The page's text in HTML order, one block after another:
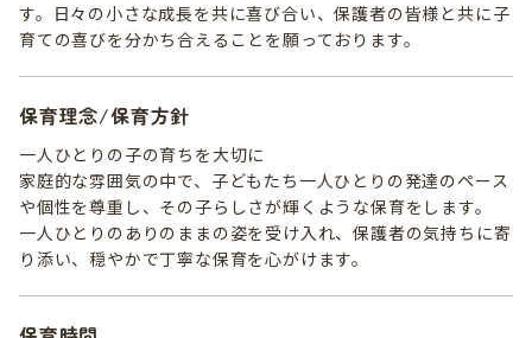
す。日々の小さな成長を共に喜び合い、保護者の皆様と共に子
育ての喜びを分かち合えることを願っております。
保育理念/保育方針
一人ひとりの子の育ちを大切に
家庭的な雰囲気の中で、子どもたち一人ひとりの発達のペース
や個性を尊重し、その子らしさが輝くような保育をします。
一人ひとりのありのままの姿を受け入れ、保護者の気持ちに寄
り添い、穏やかで丁寧な保育を心がけます。